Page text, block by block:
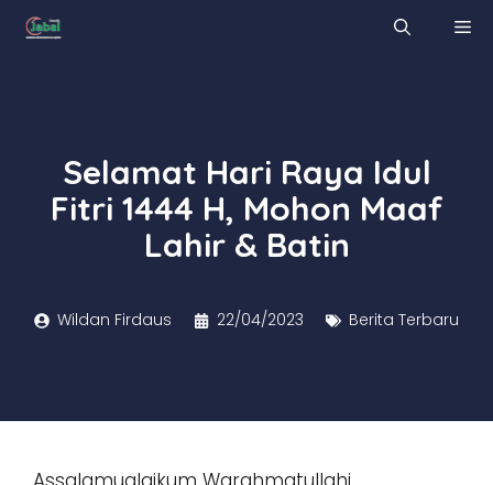
Skip
Selamat Hari Raya Idul
Fitri 1444 H, Mohon Maaf
Lahir & Batin
Wildan Firdaus 22/04/2023 Berita Terbaru